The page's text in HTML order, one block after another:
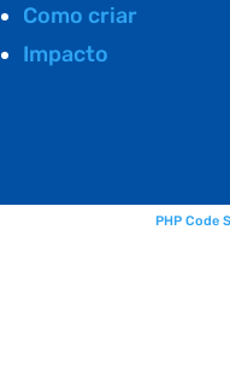
Como criar
Impacto
PHP Code